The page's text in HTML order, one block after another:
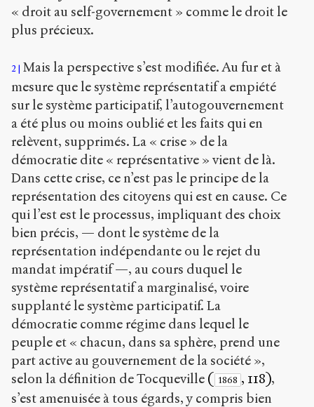
« droit au self-governement » comme le droit le
plus précieux.
2 Mais la perspective s’est modifiée. Au fur et à
mesure que le système représentatif a empiété
sur le système participatif, l’autogouvernement
a été plus ou moins oublié et les faits qui en
relèvent, supprimés. La « crise » de la
démocratie dite « représentative » vient de là.
Dans cette crise, ce n’est pas le principe de la
représentation des citoyens qui est en cause. Ce
qui l’est est le processus, impliquant des choix
bien précis, — dont le système de la
représentation indépendante ou le rejet du
mandat impératif —, au cours duquel le
système représentatif a marginalisé, voire
supplanté le système participatif. La
démocratie comme régime dans lequel le
peuple et « chacun, dans sa sphère, prend une
part active au gouvernement de la société »,
selon la définition de Tocqueville ( 1868 , 118),
s’est amenuisée à tous égards, y compris bien